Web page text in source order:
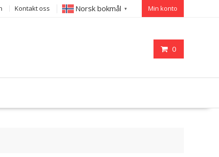
Kontakt oss Norsk bokmål ▼ Min konto
0